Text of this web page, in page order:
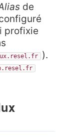
de
profixie
).